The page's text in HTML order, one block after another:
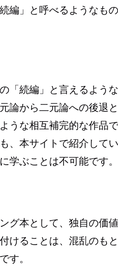
編」と呼べるようなもの
「続編」と言えるような
論から二元論への後退と
うな相互補完的な作品で
、本サイトで紹介してい
ぶことは不可能です。
グ本として、独自の価値
けることは、混乱のもと
す。